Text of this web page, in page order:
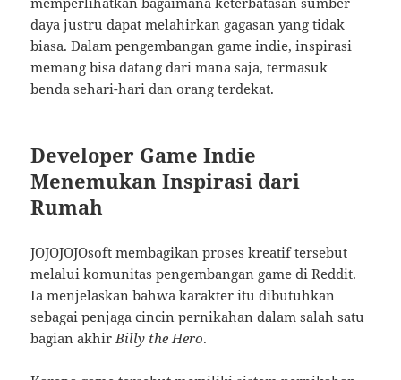
daya justru dapat melahirkan gagasan yang tidak
biasa. Dalam pengembangan game indie, inspirasi
memang bisa datang dari mana saja, termasuk
benda sehari-hari dan orang terdekat.
Developer Game Indie
Menemukan Inspirasi dari
Rumah
JOJOJOJOsoft membagikan proses kreatif tersebut
melalui komunitas pengembangan game di Reddit.
Ia menjelaskan bahwa karakter itu dibutuhkan
sebagai penjaga cincin pernikahan dalam salah satu
bagian akhir Billy the Hero.